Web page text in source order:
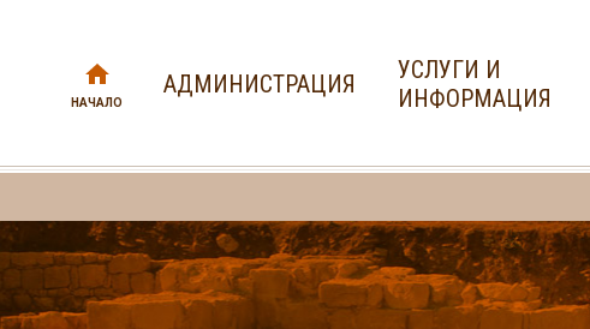
НАЧАЛО
АДМИНИСТРАЦИЯ
УСЛУГИ И
ИНФОРМАЦИЯ